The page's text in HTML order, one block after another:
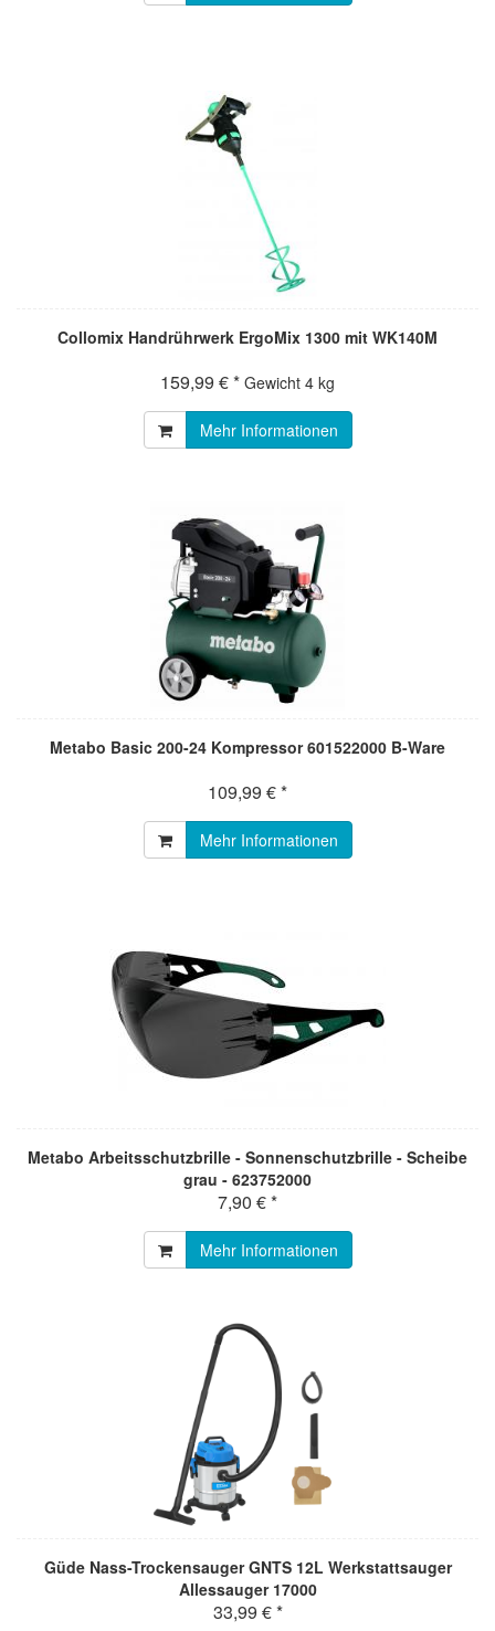
Collomix Handrührwerk ErgoMix 1300 mit WK140M
159,99 € * Gewicht 4 kg
Mehr Informationen
Metabo Basic 200-24 Kompressor 601522000 B-Ware
109,99 € *
Mehr Informationen
Metabo Arbeitsschutzbrille - Sonnenschutzbrille - Scheibe
grau - 623752000
7,90 € *
Mehr Informationen
Güde Nass-Trockensauger GNTS 12L Werkstattsauger
Allessauger 17000
33,99 € *